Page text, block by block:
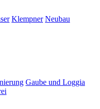
Klempner Neubau
Gaube und Loggia